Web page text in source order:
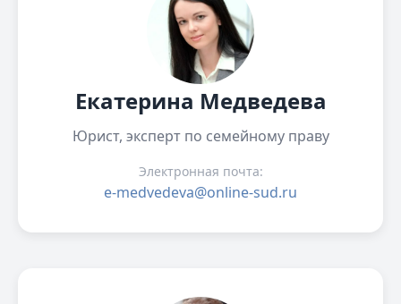
Екатерина Медведева
Юрист, эксперт по семейному праву
Электронная почта:
e-medvedeva@online-sud.ru